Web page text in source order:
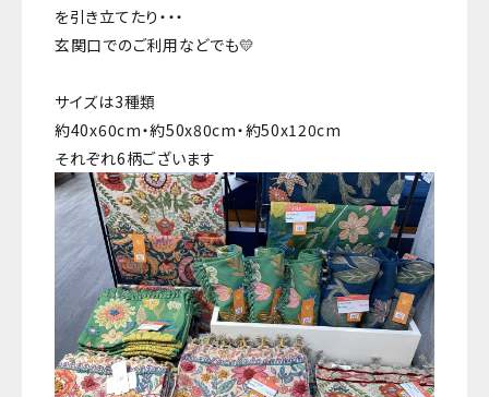
を引き立てたり・・・
玄関口でのご利用などでも💛
サイズは3種類
約40x60cm・約50x80cm・約50x120cm
それぞれ6柄ございます